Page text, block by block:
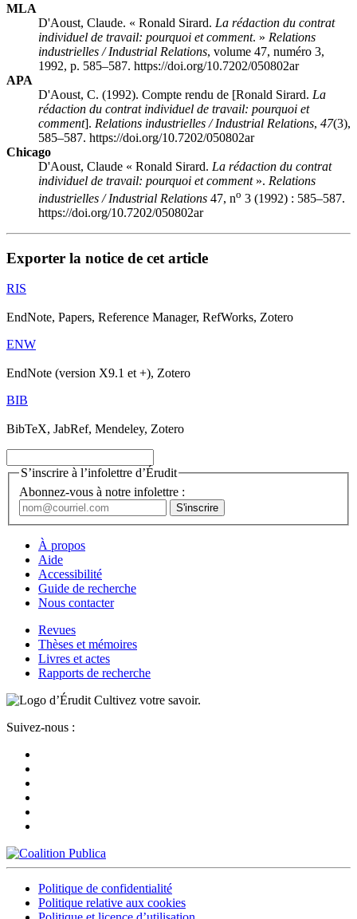
MLA
D'Aoust, Claude. « Ronald Sirard. La rédaction du contrat
individuel de travail: pourquoi et comment. » Relations
industrielles / Industrial Relations, volume 47, numéro 3,
1992, p. 585–587. https://doi.org/10.7202/050802ar
APA
D'Aoust, C. (1992). Compte rendu de [Ronald Sirard. La
rédaction du contrat individuel de travail: pourquoi et
comment]. Relations industrielles / Industrial Relations, 47(3),
585–587. https://doi.org/10.7202/050802ar
Chicago
D'Aoust, Claude « Ronald Sirard. La rédaction du contrat
individuel de travail: pourquoi et comment». Relations
industrielles / Industrial Relations 47, no 3 (1992) : 585–587.
https://doi.org/10.7202/050802ar
Exporter la notice de cet article
RIS
EndNote, Papers, Reference Manager, RefWorks, Zotero
ENW
EndNote (version X9.1 et +), Zotero
BIB
BibTeX, JabRef, Mendeley, Zotero
S’inscrire à l’infolettre d’Érudit
Abonnez-vous à notre infolettre :
À propos
Aide
Accessibilité
Guide de recherche
Nous contacter
Revues
Thèses et mémoires
Livres et actes
Rapports de recherche
Cultivez votre savoir.
Suivez-nous :
Politique de confidentialité
Politique relative aux cookies